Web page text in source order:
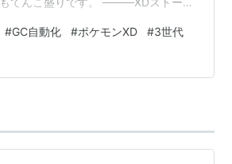
ジュナリ (@junari000) 2024年11月
#GC自動化 #ポケモンXD #3世代